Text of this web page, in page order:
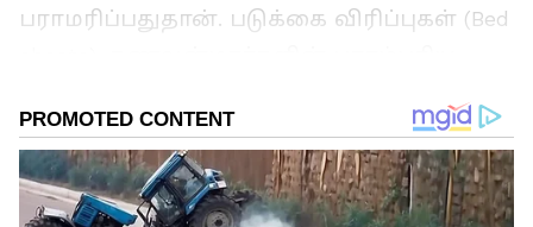
பராமரிப்பதுதான். படுக்கை விரிப்புகள் (Bed
செல்லும் குழந்தைகளின் ஸ்கூல்
யூனிபார்ம்கள் போன்றவை வாங்கும் போது
தும்பை பூ போல ஜொலித்தாலும், சில